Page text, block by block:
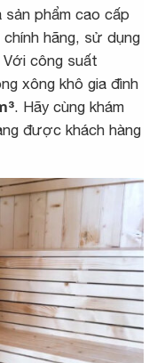
sản phẩm cao cấp
chính hãng, sử dụng
Với công suất
xông khô gia đình
. Hãy cùng khám
được khách hàng